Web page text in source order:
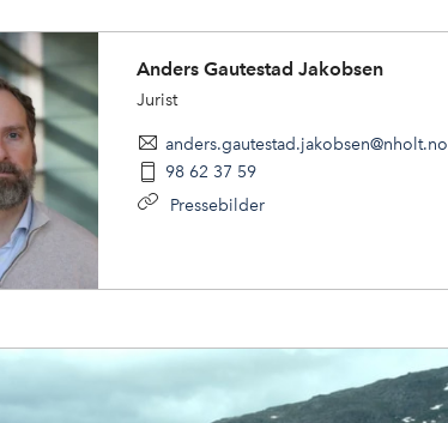
Anders Gautestad Jakobsen
Jurist
anders.gautestad.jakobsen@nholt.no
98 62 37 59
Pressebilder